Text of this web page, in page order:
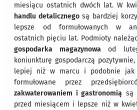
miesiącu ostatnich dwóch lat. W
handlu detalicznegosą bardziej
lepsze od formułowanych w
ostatnich pięciu lat. Podmioty
gospodarka magazynowa od
koniunkturę gospodarczą
lepiej niż w marcu i podobnie jak
formułowane przez
zakwaterowaniem i gastronomią są
przed miesiącem i lepsze niż w